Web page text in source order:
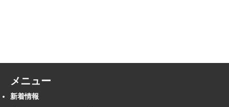
メニュー
新着情報